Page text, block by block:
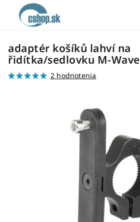
adaptér košíků lahví na
řidítka/sedlovku M-Wave
2 hodnotenia